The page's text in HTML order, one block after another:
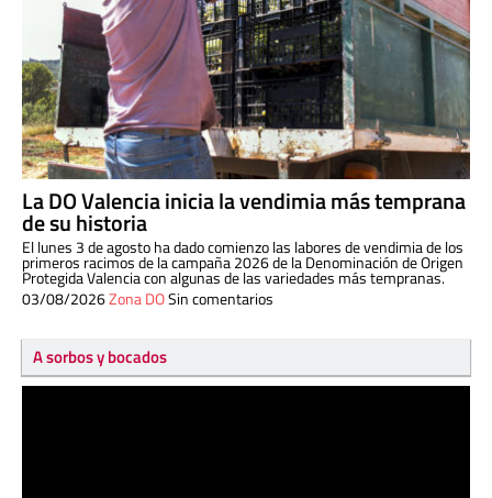
La DO Valencia inicia la vendimia más temprana
de su historia
El lunes 3 de agosto ha dado comienzo las labores de vendimia de los
primeros racimos de la campaña 2026 de la Denominación de Origen
Protegida Valencia con algunas de las variedades más tempranas.
03/08/2026Zona DOSin comentarios
A sorbos y bocados